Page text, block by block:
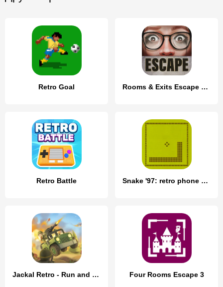
Retro Goal Rooms & Exits Escape Room Game
Retro Battle Snake '97: retro phone classic
Jackal Retro - Run and Gun Four Rooms Escape 3